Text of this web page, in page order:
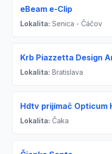
eBeam e-Clip
Lokalita: Senica - Čáčov
Krb Piazzetta Design
Lokalita: Bratislava
Hdtv prijímač Opticum
Lokalita: Čaka